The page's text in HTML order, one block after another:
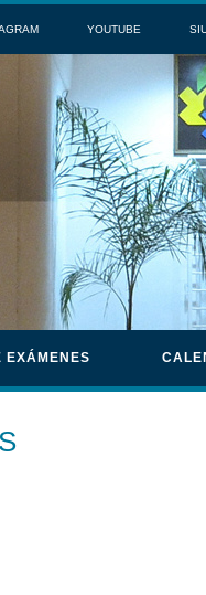
YOUTUBE
EXÁMENES